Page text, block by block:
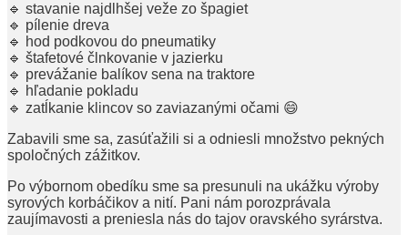
🔹 stavanie najdlhšej veže zo špagiet
🔹 pílenie dreva
🔹 hod podkovou do pneumatiky
🔹 štafetové člnkovanie v jazierku
🔹 prevážanie balíkov sena na traktore
🔹 hľadanie pokladu
🔹 zatĺkanie klincov so zaviazanými očami 😄
Zabavili sme sa, zasúťažili si a odniesli množstvo pekných
spoločných zážitkov.
Po výbornom obedíku sme sa presunuli na ukážku výroby
syrových korbáčikov a nití. Pani nám porozprávala
zaujímavosti a preniesla nás do tajov oravského syrárstva.